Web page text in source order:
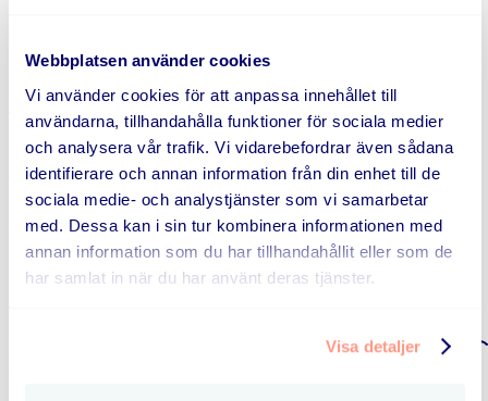
Webbplatsen använder cookies
Vi använder cookies för att anpassa innehållet till
användarna, tillhandahålla funktioner för sociala medier
och analysera vår trafik. Vi vidarebefordrar även sådana
identifierare och annan information från din enhet till de
sociala medie- och analystjänster som vi samarbetar
med. Dessa kan i sin tur kombinera informationen med
annan information som du har tillhandahållit eller som de
har samlat in när du har använt deras tjänster.
Visa detaljer
Vattenförvaltning
Hem /Fonden/ Årsmöten, konferenser och panelsamtal/
Automatiseringsdagen_C
Automatiseringsdagen_C
14 april, 2025